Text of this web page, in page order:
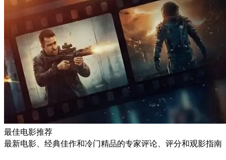
最佳电影推荐
最新电影、经典佳作和冷门精品的专家评论、评分和观影指南